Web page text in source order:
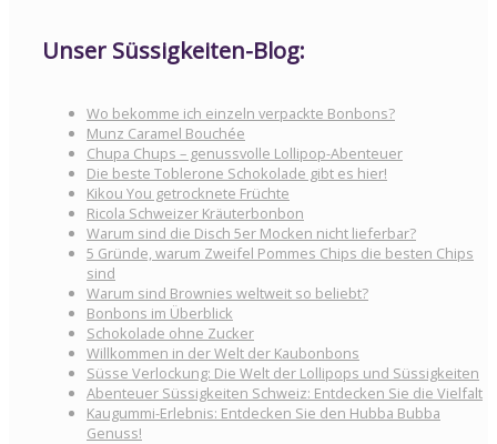
Unser Süssigkeiten-Blog:
Wo bekomme ich einzeln verpackte Bonbons?
Munz Caramel Bouchée
Chupa Chups – genussvolle Lollipop-Abenteuer
Die beste Toblerone Schokolade gibt es hier!
Kikou You getrocknete Früchte
Ricola Schweizer Kräuterbonbon
Warum sind die Disch 5er Mocken nicht lieferbar?
5 Gründe, warum Zweifel Pommes Chips die besten Chips
sind
Warum sind Brownies weltweit so beliebt?
Bonbons im Überblick
Schokolade ohne Zucker
Willkommen in der Welt der Kaubonbons
Süsse Verlockung: Die Welt der Lollipops und Süssigkeiten
Abenteuer Süssigkeiten Schweiz: Entdecken Sie die Vielfalt
Kaugummi-Erlebnis: Entdecken Sie den Hubba Bubba
Genuss!